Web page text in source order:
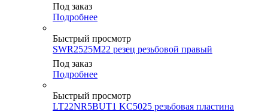
Под заказ
Подробнее
Быстрый просмотр
SWR2525M22 резец резьбовой правый
Под заказ
Подробнее
Быстрый просмотр
LT22NR5BUT1 KC5025 резьбовая пластина